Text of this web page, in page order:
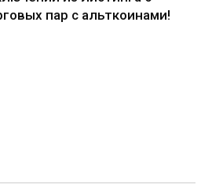
пар с альткоинами!